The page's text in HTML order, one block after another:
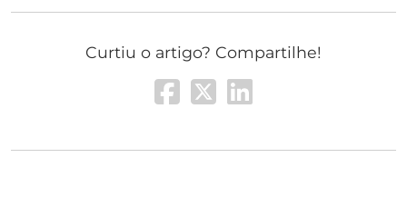
Curtiu o artigo? Compartilhe!